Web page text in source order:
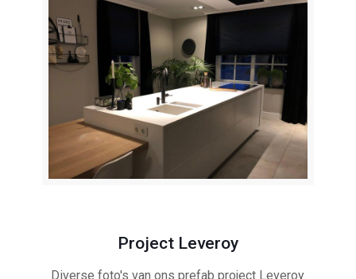
Project Leveroy
Diverse foto's van ons prefab project Leveroy.